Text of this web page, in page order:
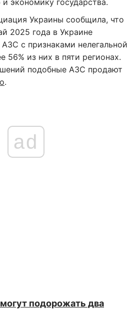
экономику государства.
Украины сообщила, что
2025 года в Украине
с признаками нелегальной
56% из них в пяти регионах.
подобные АЗС продают
.
ad
подорожать два